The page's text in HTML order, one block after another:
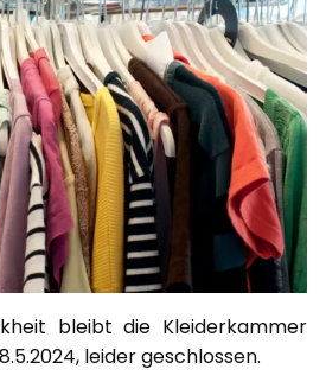
bleibt die Kleiderkammer
leider geschlossen.